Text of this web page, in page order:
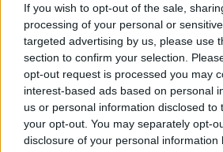
If you wish to opt-out of the sale,
processing of your personal or
targeted advertising by us, please use
section to confirm your selection.
opt-out request is processed you may
interest-based ads based on personal
us or personal information disclosed to
your opt-out. You may separately opt-
disclosure of your personal information
territori, scenari futuri e strumenti di
orientare le scelte di prevenzione”.
Formazione, prevenzione
Oltre alle forze in campo fra uomini e
strategico dellaformazione presso il
di Tocchi, unica struttura italiana dedicata
formazione e all'addestramento antincendi